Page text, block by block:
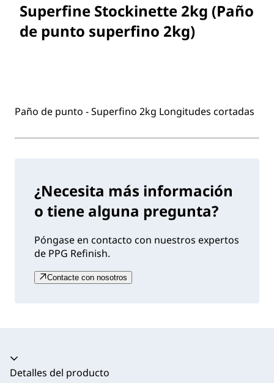
Superfine Stockinette 2kg (Paño
de punto superfino 2kg)
Paño de punto - Superfino 2kg Longitudes cortadas
¿Necesita más información
o tiene alguna pregunta?
Póngase en contacto con nuestros expertos
de PPG Refinish.
Contacte con nosotros
Acordeón colapsado
Detalles del producto